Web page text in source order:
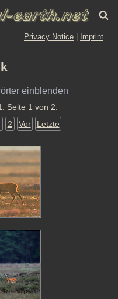
Privacy Notice Imprint
einblenden
Seite 1 von 2.
2 Vor Letzte